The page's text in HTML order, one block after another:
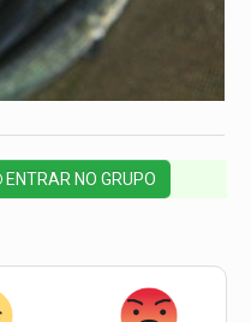
ENTRAR NO GRUPO